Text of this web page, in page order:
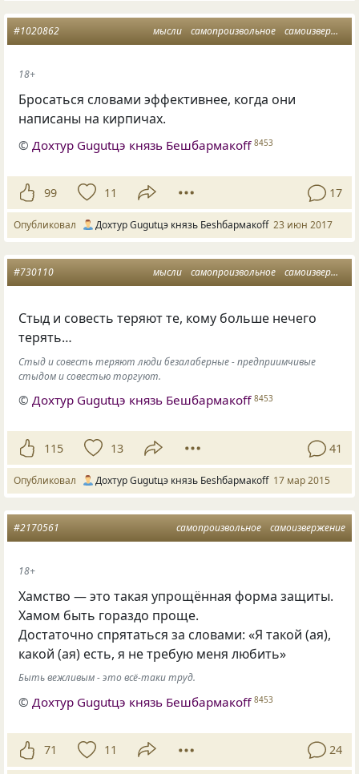
мысли самопроизвольное самоизвержение
#1020862
18+
Бросаться словами эффективнее, когда они
написаны на кирпичах.
© Дохтур Gugutцэ князь Бешбармакоff 8453
99 11 17
Опубликовал Дохтур Gugutцэ князь Беshбармакоff 23 июн 2017
мысли самопроизвольное самоизвержение
#730110
Cтыд и совесть теряют те, кому больше нечего
терять…
Стыд и совесть теряют люди безалаберные - предприимчивые
стыдом и совестью торгуют.
©Дохтур Gugutцэ князь Бешбармакоff 8453
115 13 41
Опубликовал Дохтур Gugutцэ князь Беshбармакоff 17 мар 2015
самопроизвольное самоизвержение
#2170561
18+
Хамство — это такая упрощённая форма защиты.
Хамом быть гораздо проще.
Достаточно спрятаться за словами: «Я такой (ая),
какой (ая) есть, я не требую меня любить»
Быть вежливым - это всё-таки труд.
© Дохтур Gugutцэ князь Бешбармакоff 8453
71 11 24